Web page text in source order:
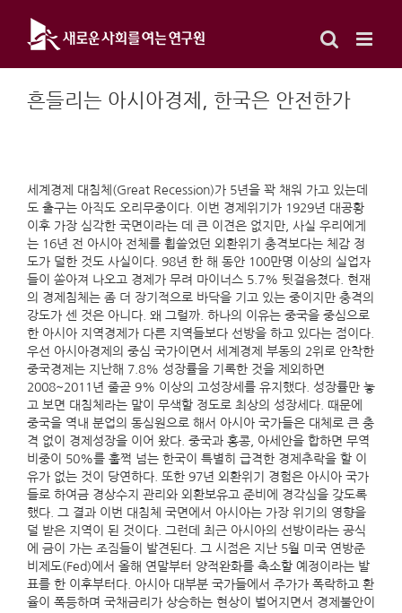
content
흔들리는 아시아경제, 한국은 안전한가
세계경제 대침체(Great Recession)가 5년을 꽉 채워 가고 있는데
도 출구는 아직도 오리무중이다. 이번 경제위기가 1929년 대공황
이후 가장 심각한 국면이라는 데 큰 이견은 없지만, 사실 우리에게
는 16년 전 아시아 전체를 휩쓸었던 외환위기 충격보다는 체감 정
도가 덜한 것도 사실이다. 98년 한 해 동안 100만명 이상의 실업자
들이 쏟아져 나오고 경제가 무려 마이너스 5.7% 뒷걸음쳤다. 현재
의 경제침체는 좀 더 장기적으로 바닥을 기고 있는 중이지만 충격의
강도가 센 것은 아니다. 왜 그럴까. 하나의 이유는 중국을 중심으로
한 아시아 지역경제가 다른 지역들보다 선방을 하고 있다는 점이다.
우선 아시아경제의 중심 국가이면서 세계경제 부동의 2위로 안착한
중국경제는 지난해 7.8% 성장률을 기록한 것을 제외하면
2008~2011년 줄곧 9% 이상의 고성장세를 유지했다. 성장률만 놓
고 보면 대침체라는 말이 무색할 정도로 최상의 성장세다. 때문에
중국을 역내 분업의 동심원으로 해서 아시아 국가들은 대체로 큰 충
격 없이 경제성장을 이어 왔다. 중국과 홍콩, 아세안을 합하면 무역
비중이 50%를 훌쩍 넘는 한국이 특별히 급격한 경제추락을 할 이
유가 없는 것이 당연하다. 또한 97년 외환위기 경험은 아시아 국가
들로 하여금 경상수지 관리와 외환보유고 준비에 경각심을 갖도록
했다. 그 결과 이번 대침체 국면에서 아시아는 가장 위기의 영향을
덜 받은 지역이 된 것이다. 그런데 최근 아시아의 선방이라는 공식
에 금이 가는 조짐들이 발견된다. 그 시점은 지난 5월 미국 연방준
비제도(Fed)에서 올해 연말부터 양적완화를 축소할 예정이라는 발
표를 한 이후부터다. 아시아 대부분 국가들에서 주가가 폭락하고 환
율이 폭등하며 국채금리가 상승하는 현상이 벌어지면서 경제불안이